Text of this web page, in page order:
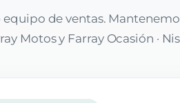
de ventas.
Motos y Farray Ocasión ·